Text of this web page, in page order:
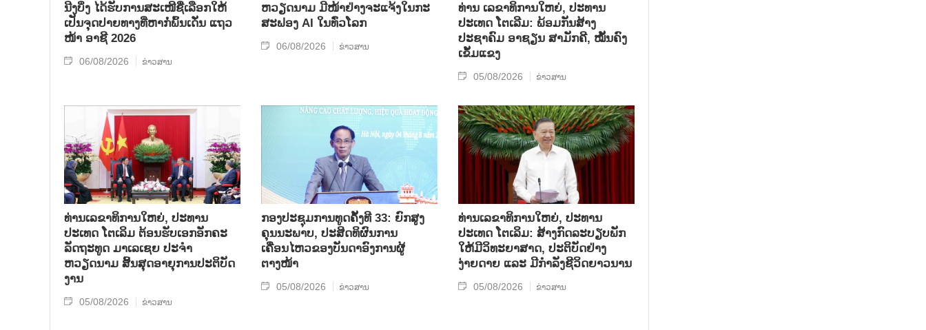
ນີງບິ່ງ ໄດ້ຮັບການສະເໜີຊື່ເລືອກໃຫ້
ເປັນຈຸດປາຍທາງທີ່ຫາກໍ່ພົ້ນເດັ່ນ ແຖວ
ໜ້າ ອາຊີ 2026
06/08/2026 ຂ່າວສານ
ຫວຽດນາມ ມີໜ້າຢ່າງຈະແຈ້ງໃນກະ
ສະຟອງ AI ໃນທົ່ວໂລກ
06/08/2026 ຂ່າວສານ
ທ່ານ ເລຂາທິການໃຫຍ່, ປະທານ
ປະເທດ ໂຕເລີມ: ພ້ອມກັນສ້າງ
ປະຊາຄົມ ອາຊຽນ ສາມັກຄີ, ໝັ້ນຄົງ
ເຂັ້ມແຂງ
05/08/2026 ຂ່າວສານ
ທ່ານເລຂາທິການໃຫຍ່, ປະທານ
ປະເທດ ໂຕເລິມ ຕ້ອນຮັບເອກອັກຄະ
ລັດຖະທູດ ມາເລເຊຍ ປະຈຳ
ຫວຽດນາມ ສິ້ນສຸດອາຍຸການປະຕິບັດ
ງານ
05/08/2026 ຂ່າວສານ
ກອງປະຊຸມການທູດຄັ້ງທີ 33: ຍົກສູງ
ຄຸນນະພາບ, ປະສິດທິຜົນການ
ເຄື່ອນໄຫວຂອງບັນດາອົງການຜູ້
ຕາງໜ້າ
05/08/2026 ຂ່າວສານ
ທ່ານເລຂາທິການໃຫຍ່, ປະທານ
ປະເທດ ໂຕເລິມ: ສ້າງກົດລະບຽບພັກ
ໃຫ້ມີວິທະຍາສາດ, ປະຕິບັດຢ່າງ
ງ່າຍດາຍ ແລະ ມີກຳລັງຊີວິດຍາວນານ
05/08/2026 ຂ່າວສານ